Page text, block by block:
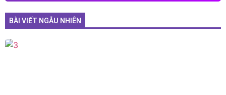
BÀI VIẾT NGẪU NHIÊN